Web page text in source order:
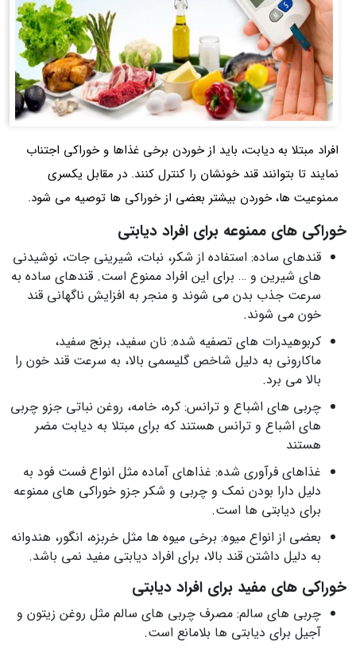
افراد مبتلا به دیابت، باید از خوردن برخی غذاها و خوراکی اجتناب
نمایند تا بتوانند قند خونشان را کنترل کنند. در مقابل یکسری
ممنوعیت ها، خوردن بیشتر بعضی از خوراکی ها توصیه می شود.
خوراکی های ممنوعه برای افراد دیابتی
قندهای ساده: استفاده از شکر، نبات، شیرینی جات، نوشیدنی
های شیرین و … برای این افراد ممنوع است. قندهای ساده به
سرعت جذب بدن می شوند و منجر به افزایش ناگهانی قند
خون می شوند.
کربوهیدرات های تصفیه شده: نان سفید، برنج سفید،
ماکارونی به دلیل شاخص گلیسمی بالا، به سرعت قند خون را
بالا می برد.
چربی های اشباع و ترانس: کره، خامه، روغن نباتی جزو چربی
های اشباع و ترانس هستند که برای مبتلا به دیابت مضر
هستند
غذاهای فرآوری شده: غذاهای آماده مثل انواع فست فود به
دلیل دارا بودن نمک و چربی و شکر جزو خوراکی های ممنوعه
برای دیابتی ها است.
بعضی از انواع میوه: برخی میوه ها مثل خربزه، انگور، هندوانه
به دلیل داشتن قند بالا، برای افراد دیابتی مفید نمی باشد.
خوراکی های مفید برای افراد دیابتی
چربی های سالم: مصرف چربی های سالم مثل روغن زیتون و
آجیل برای دیابتی ها بلامانع است.